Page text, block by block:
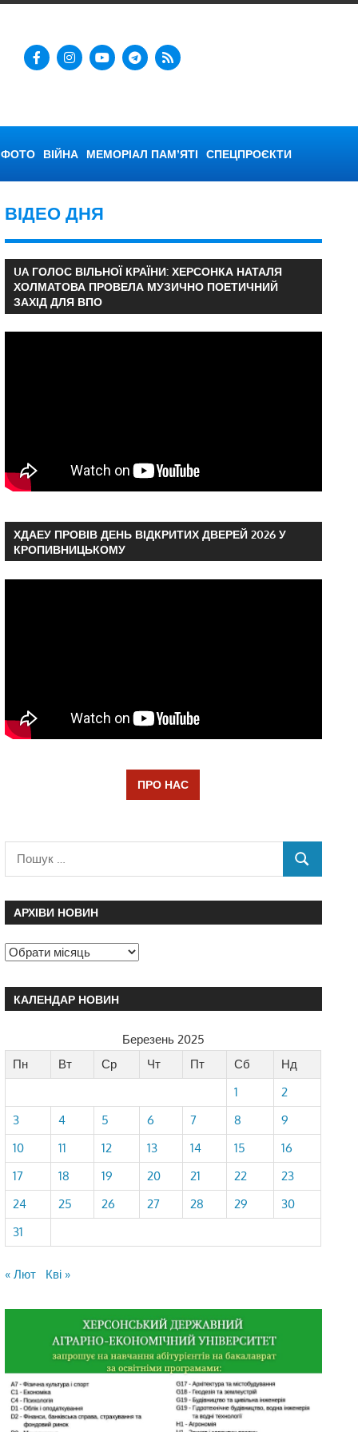
ФОТО ВІЙНА МЕМОРІАЛ ПАМ’ЯТІ СПЕЦПРОЄКТИ
ВІДЕО ДНЯ
UA ГОЛОС ВІЛЬНОЇ КРАЇНИ: ХЕРСОНКА НАТАЛЯ
ХОЛМАТОВА ПРОВЕЛА МУЗИЧНО ПОЕТИЧНИЙ
ЗАХІД ДЛЯ ВПО
ХДАЕУ ПРОВІВ ДЕНЬ ВІДКРИТИХ ДВЕРЕЙ 2026 У
КРОПИВНИЦЬКОМУ
ПРО НАС
АРХІВИ НОВИН
КАЛЕНДАР НОВИН
Березень 2025
Пн
Вт Ср Чт Пт Сб
Нд
1
2
3
4 5 6 7 8
9
10
11 12 13 14 15
16
17
18 19 20 21 22
23
24
25 26 27 28 29
30
31
« Лют Кві »